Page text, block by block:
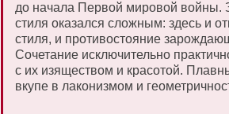
до начала Первой мировой войны.
стиля оказался сложным: здесь и
стиля, и противостояние
Сочетание исключительно
с их изяществом и красотой.
вкупе в лаконизмом и